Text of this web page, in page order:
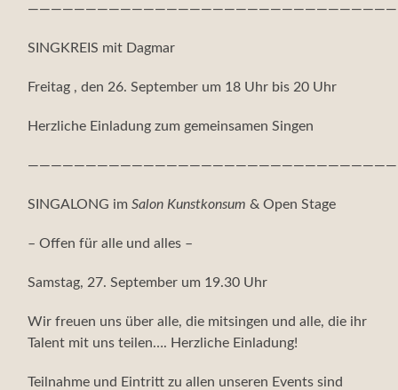
SINGKREIS mit Dagmar
Freitag , den 26. September um 18 Uhr bis 20 Uhr
Herzliche Einladung zum gemeinsamen Singen
SINGALONG imSalon Kunstkonsum & Open Stage
– Offen für alle und alles –
Samstag, 27. September um 19.30 Uhr
Wir freuen uns über alle, die mitsingen und alle, die ihr
Talent mit uns teilen…. Herzliche Einladung!
Teilnahme und Eintritt zu allen unseren Events sind